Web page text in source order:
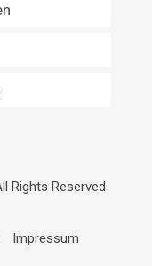
Rights Reserved
Impressum